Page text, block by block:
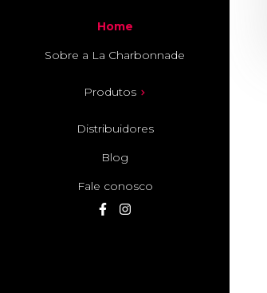
Home
Sobre a La Charbonnade
Produtos
Distribuidores
Blog
Fale conosco